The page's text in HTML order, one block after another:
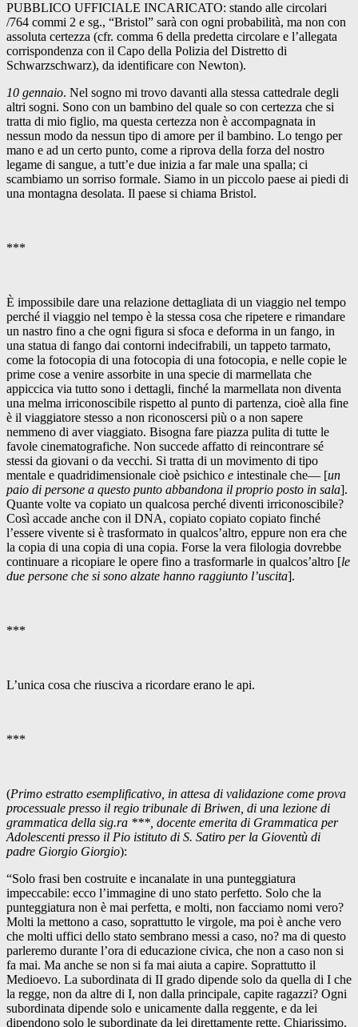
PUBBLICO UFFICIALE INCARICATO: stando alle circolari
/764 commi 2 e sg., “Bristol” sarà con ogni probabilità, ma non con
assoluta certezza (cfr. comma 6 della predetta circolare e l’allegata
corrispondenza con il Capo della Polizia del Distretto di
Schwarzschwarz), da identificare con Newton).
10 gennaio. Nel sogno mi trovo davanti alla stessa cattedrale degli
altri sogni. Sono con un bambino del quale so con certezza che si
tratta di mio figlio, ma questa certezza non è accompagnata in
nessun modo da nessun tipo di amore per il bambino. Lo tengo per
mano e ad un certo punto, come a riprova della forza del nostro
legame di sangue, a tutt’e due inizia a far male una spalla; ci
scambiamo un sorriso formale. Siamo in un piccolo paese ai piedi di
una montagna desolata. Il paese si chiama Bristol.
***
È impossibile dare una relazione dettagliata di un viaggio nel tempo
perché il viaggio nel tempo è la stessa cosa che ripetere e rimandare
un nastro fino a che ogni figura si sfoca e deforma in un fango, in
una statua di fango dai contorni indecifrabili, un tappeto tarmato,
come la fotocopia di una fotocopia di una fotocopia, e nelle copie le
prime cose a venire assorbite in una specie di marmellata che
appiccica via tutto sono i dettagli, finché la marmellata non diventa
una melma irriconoscibile rispetto al punto di partenza, cioè alla fine
è il viaggiatore stesso a non riconoscersi più o a non sapere
nemmeno di aver viaggiato. Bisogna fare piazza pulita di tutte le
favole cinematografiche. Non succede affatto di reincontrare sé
stessi da giovani o da vecchi. Si tratta di un movimento di tipo
mentale e quadridimensionale cioè psichico e intestinale che— [un
paio di persone a questo punto abbandona il proprio posto in sala].
Quante volte va copiato un qualcosa perché diventi irriconoscibile?
Così accade anche con il DNA, copiato copiato copiato finché
l’essere vivente si è trasformato in qualcos’altro, eppure non era che
la copia di una copia di una copia. Forse la vera filologia dovrebbe
continuare a ricopiare le opere fino a trasformarle in qualcos’altro [le
due persone che si sono alzate hanno raggiunto l’uscita].
***
L’unica cosa che riusciva a ricordare erano le api.
***
(Primo estratto esemplificativo, in attesa di validazione come prova
processuale presso il regio tribunale di Briwen, di una lezione di
grammatica della sig.ra ***, docente emerita di Grammatica per
Adolescenti presso il Pio istituto di S. Satiro per la Gioventù di
padre Giorgio Giorgio):
“Solo frasi ben costruite e incanalate in una punteggiatura
impeccabile: ecco l’immagine di uno stato perfetto. Solo che la
punteggiatura non è mai perfetta, e molti, non facciamo nomi vero?
Molti la mettono a caso, soprattutto le virgole, ma poi è anche vero
che molti uffici dello stato sembrano messi a caso, no? ma di questo
parleremo durante l’ora di educazione civica, che non a caso non si
fa mai. Ma anche se non si fa mai aiuta a capire. Soprattutto il
Medioevo. La subordinata di II grado dipende solo da quella di I che
la regge, non da altre di I, non dalla principale, capite ragazzi? Ogni
subordinata dipende solo e unicamente dalla reggente, e da lei
dipendono solo le subordinate da lei direttamente rette. Chiarissimo.